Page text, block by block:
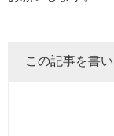
この記事を書い